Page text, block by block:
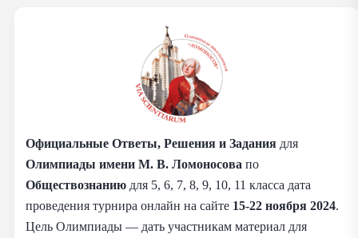
Официальные Ответы, Решения и Задания для
Олимпиады имени М. В. Ломоносова по
Обществознанию для 5, 6, 7, 8, 9, 10, 11 класса дата
проведения турнира онлайн на сайте 15-22 ноября 2024.
Цель Олимпиады — дать участникам материал для